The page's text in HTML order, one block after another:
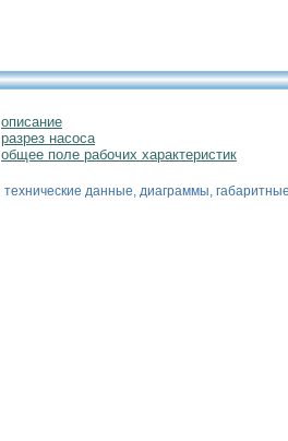
описание
разрез насоса
общее поле рабочих характеристик
технические данные, диаграммы,